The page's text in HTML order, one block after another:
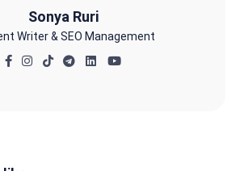
Sonya Ruri
Writer & SEO Management